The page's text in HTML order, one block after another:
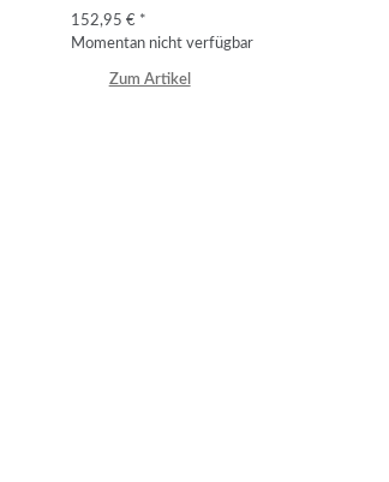
152,95 € *
Momentan nicht verfügbar
Zum Artikel